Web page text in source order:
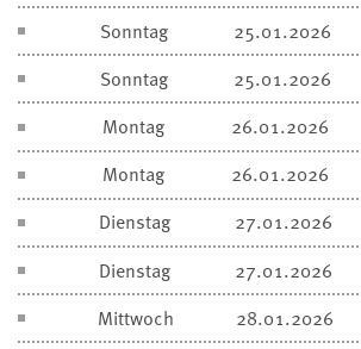
Sonntag
25.01.2026
Sonntag
25.01.2026
Montag
26.01.2026
Montag
26.01.2026
Dienstag
27.01.2026
Dienstag
27.01.2026
Mittwoch
28.01.2026